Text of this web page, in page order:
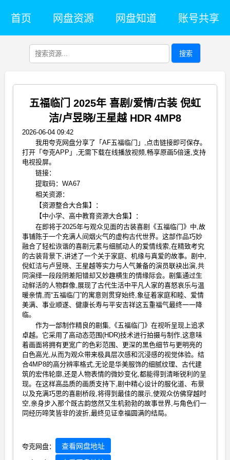
首页 网盘资源 网盘知道 账号共享
搜索
五福临门 2025年 喜剧/爱情/古装 倪虹
洁/卢昱晓/王星越 HDR 4MP8
2026-06-04 09:42
我用夸克网盘分享了「AF五福临门」,点击链接即可保存。
打开「夸克APP」,无需下载在线播放视频,畅享原画5倍速,支持
电视投屏。
链接：
提取码：WA67
相关资源：
【资源整合大合集】：
【中小学、高中教育资源大合集】：
在即将于2025年与观众见面的古装喜剧《五福临门》中,故
事铺陈于一个充满人间烟火气的虚构古代世界。这部作品巧妙
融合了轻松诙谐的喜剧元素与细腻动人的爱情线索,在精致考究
的古装背景下,讲述了一个关于家庭、机缘与真爱的故事。剧中,
倪虹洁与卢昱晓、王星越等实力与人气兼备的演员联袂出演,共
同演绎一段段阴差阳错却又妙趣横生的情缘际会。剧集通过生
动鲜活的人物群像,展现了古代生活中平凡人家的喜怒哀乐与温
暖亲情,而“五福临门”的寓意则贯穿始终,象征着家庭和睦、爱情
美满、事业顺遂、健康长寿与平安吉祥这五重福气最终一一降
临。
作为一部制作精良的剧集,《五福临门》在视听呈现上追求
卓越。它采用了高动态范围(HDR)技术进行拍摄与制作,这意味
着画面将拥有更宽广的色彩范围、更深的黑色细节与更明亮的
白色高光,从而为观众带来极具层次感和沉浸感的视觉体验。结
合4MP8的高分辨率格式,无论是华美服饰的细腻纹理、古代建
筑的宏伟轮廓,还是人物表情的微妙变化,都能得到清晰锐利的呈
现。在这样高品质的画质支持下,剧中精心设计的服化道、布景
以及充满巧思的喜剧桥段,将得到最佳的展示,使观众仿佛穿越时
空,亲身步入那个既古韵悠然又生机勃勃的故事世界,与角色们一
同经历啼笑皆非的波折,最终见证幸福圆满的结局。
夸克网盘： 查看网盘地址